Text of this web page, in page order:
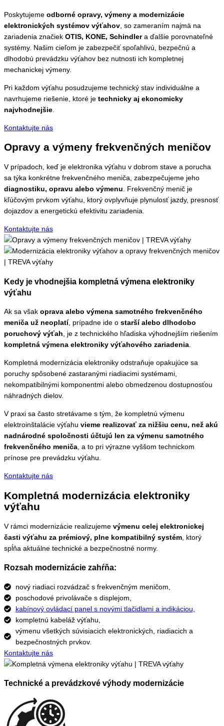
Poskytujeme odborné opravy, výmeny a modernizácie
elektronických systémov výťahov , so zameraním najmä na
zariadenia značiek OTIS, KONE, Schindlera ďalšie porovnateľné
systémy. Našim cieľom je zabezpečiť spoľahlivú, bezpečnú a
dlhodobú prevádzku výťahov bez nutnosti ich kompletnej
mechanickej výmeny.
Pri každom výťahu posudzujeme technický stav individuálne a
navrhujeme riešenie, ktoré je technicky aj ekonomicky
najvhodnejšie
Kontaktujte nás
Opravy a výmeny frekvenčných meničov
V prípadoch, keď je elektronika výťahu v dobrom stave a porucha
sa týka konkrétne frekvenčného meniča, zabezpečujeme jeho
diagnostiku, opravu alebo výmenu. Frekvenčný menič je
kľúčovým prvkom výťahu, ktorý ovplyvňuje plynulosť jazdy, presnosť
dojazdov a energetickú efektivitu zariadenia.
Kontaktujte nás
Kedy je vhodnejšia kompletná výmena elektroniky
výťahu
Ak sa však oprava alebo výmena samotného frekvenčného
meniča už neoplatí, prípadne ide o starší alebo dlhodobo
poruchový výťah , je z technického hľadiska výhodnejším riešením
kompletná výmena elektroniky výťahového zariadenia
Kompletná modernizácia elektroniky odstraňuje opakujúce sa
poruchy spôsobené zastaranými riadiacimi systémami,
nekompatibilnými komponentmi alebo obmedzenou dostupnosťou
náhradných dielov.
V praxi sa často stretávame s tým, že kompletnú výmenu
elektroinštalácie výťahu vieme realizovať za nižšiu cenu, než akú
nadnárodné spoločnosti účtujú len za výmenu samotného
frekvenčného meniča , a to pri výrazne vyššom technickom
prínose pre prevádzku výťahu.
Kontaktujte nás
Kompletná modernizácia elektroniky
výťahu
V rámci modernizácie realizujeme výmenu celej elektronickej
časti výťahu za prémiový, plne kompatibilný systém , ktorý
spĺňa aktuálne technické a bezpečnostné normy.
Rozsah modernizácie zahŕňa:
nový riadiaci rozvádzač s frekvenčným meničom,
poschodové privolávače s displejom,
kabínový ovládací panel s novými tlačidlami a indikáciou,
kompletnú kabeláž výťahu,
výmenu všetkých súvisiacich elektronických, riadiacich a
bezpečnostných prvkov.
Kontaktujte nás
Technické a prevádzkové výhody modernizácie